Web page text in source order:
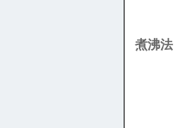
煮沸法